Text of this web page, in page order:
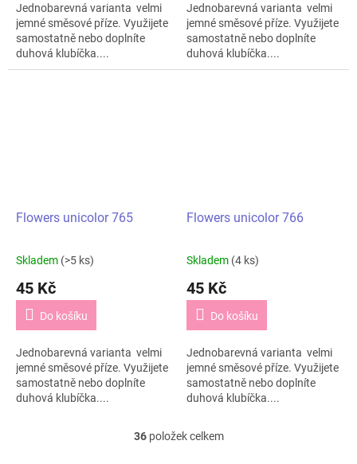
Jednobarevná varianta velmi
jemné směsové příze. Využijete
samostatně nebo doplníte
duhová klubíčka....
Jednobarevná varianta velmi
jemné směsové příze. Využijete
samostatně nebo doplníte
duhová klubíčka....
Flowers unicolor 765
Skladem (>5 ks)
45 Kč
Do košíku
Jednobarevná varianta velmi
jemné směsové příze. Využijete
samostatně nebo doplníte
duhová klubíčka....
Flowers unicolor 766
Skladem (4 ks)
45 Kč
Do košíku
Jednobarevná varianta velmi
jemné směsové příze. Využijete
samostatně nebo doplníte
duhová klubíčka....
O
36položek celkem